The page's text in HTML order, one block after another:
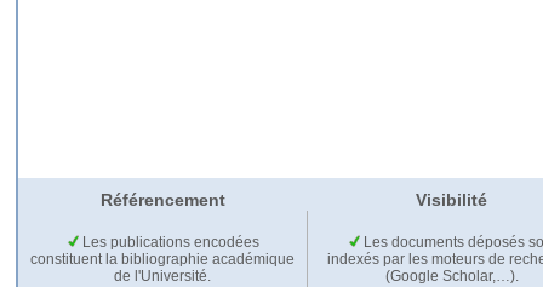
Référencement Visibilité
Les publications encodées
constituent la bibliographie académique
de l'Université.
Les documents déposés
indexés par les moteurs de
(Google Scholar,…).